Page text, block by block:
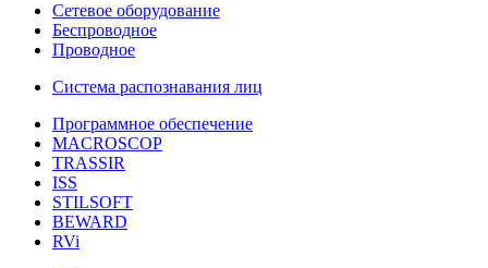
Сетевое оборудование
Беспроводное
Проводное
Система распознавания лиц
Программное обеспечение
MACROSCOP
TRASSIR
ISS
STILSOFT
BEWARD
RVi